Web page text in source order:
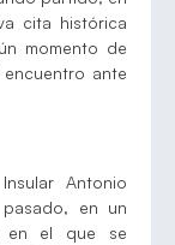
cita histórica
momento de
ante
Antonio
en un
en el que se